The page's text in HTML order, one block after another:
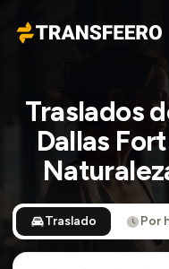
Transfeero
Traslados
Dallas
Traslado Por